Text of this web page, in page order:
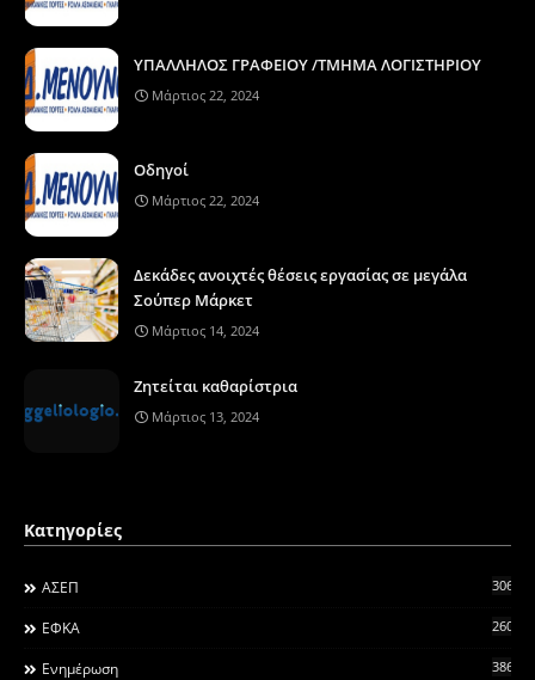
ΥΠΑΛΛΗΛΟΣ ΓΡΑΦΕΙΟΥ /ΤΜΗΜΑ ΛΟΓΙΣΤΗΡΙΟΥ
Μάρτιος 22, 2024
Οδηγοί
Μάρτιος 22, 2024
Δεκάδες ανοιχτές θέσεις εργασίας σε μεγάλα
Σούπερ Μάρκετ
Μάρτιος 14, 2024
Ζητείται καθαρίστρια
Μάρτιος 13, 2024
Κατηγορίες
ΑΣΕΠ 306
ΕΦΚΑ 260
Ενημέρωση 3868